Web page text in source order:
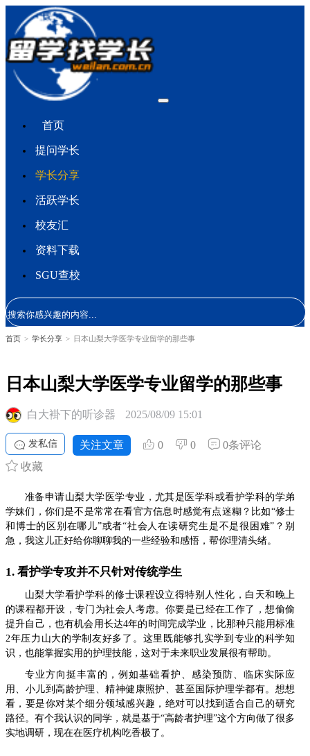
首页
提问学长
学长分享
活跃学长
校友汇
资料下载
SGU查校
首页 > 学长分享 > 日本山梨大学医学专业留学的那些事
日本山梨大学医学专业留学的那些事
白大褂下的听诊器 2025/08/09 15:01
发私信 关注文章 0 0
0条评论
收藏
准备申请山梨大学医学专业，尤其是医学科或看护学科的学弟
学妹们，你们是不是常常在看官方信息时感觉有点迷糊？比如“修士
和博士的区别在哪儿”或者“社会人在读研究生是不是很困难”？别
急，我这儿正好给你聊聊我的一些经验和感悟，帮你理清头绪。
1. 看护学专攻并不只针对传统学生
山梨大学看护学科的修士课程设立得特别人性化，白天和晚上
的课程都开设，专门为社会人考虑。你要是已经在工作了，想偷偷
提升自己，也有机会用长达4年的时间完成学业，比那种只能用标准
2年压力山大的学制友好多了。这里既能够扎实学到专业的科学知
识，也能掌握实用的护理技能，这对于未来职业发展很有帮助。
专业方向挺丰富的，例如基础看护、感染预防、临床实际应
用、小儿到高龄护理、精神健康照护、甚至国际护理学都有。想想
看，要是你对某个细分领域感兴趣，绝对可以找到适合自己的研究
路径。有个我认识的同学，就是基于“高龄者护理”这个方向做了很多
实地调研，现在在医疗机构吃香极了。